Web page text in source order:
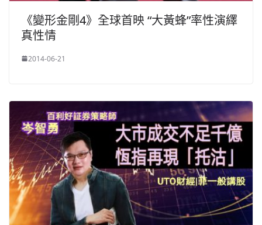
《變形金剛4》全球首映 “大黃蜂”率性演繹
真性情
2014-06-21